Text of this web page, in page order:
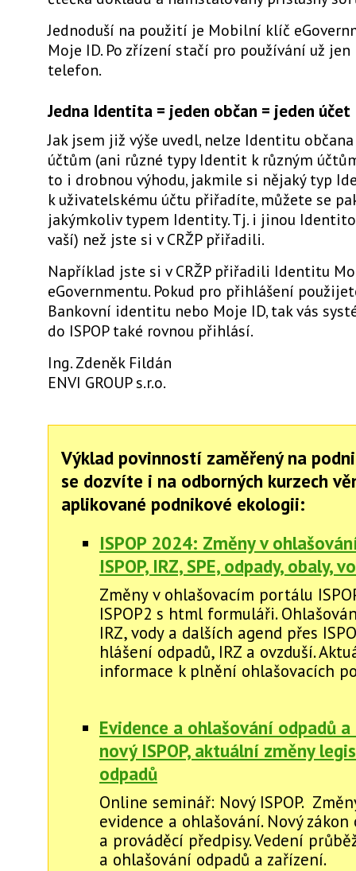
Jednoduší na použití je Mobilní klíč
Moje ID. Po zřízení stačí pro používání už
telefon.
Jedna Identita = jeden občan = jeden účet
Jak jsem již výše uvedl, nelze Identitu
účtům (ani různé typy Identit k různým
to i drobnou výhodu, jakmile si nějaký typ
k uživatelskému účtu přiřadíte, můžete se
jakýmkoliv typem Identity. Tj. i jinou
vaší) než jste si v CRŽP přiřadili.
Například jste si v CRŽP přiřadili Identitu
eGovernmentu. Pokud pro přihlášení
Bankovní identitu nebo Moje ID, tak vás
do ISPOP také rovnou přihlásí.
Ing. Zdeněk Fildán
ENVI GROUP s.r.o.
Výklad povinností zaměřený na
se dozvíte i na odborných kurzech
aplikované podnikové ekologii:
ISPOP 2024: Změny v
ISPOP, IRZ, SPE, odpady, obaly,
Změny v ohlašovacím portálu
ISPOP2 s html formuláři.
IRZ, vody a dalších agend přes
hlášení odpadů, IRZ a ovzduší.
informace k plnění ohlašovacích
Evidence a ohlašování odpadů
nový ISPOP, aktuální změny
odpadů
Online seminář: Nový ISPOP.
evidence a ohlašování. Nový zákon
a prováděcí předpisy. Vedení
a ohlašování odpadů a zařízení.